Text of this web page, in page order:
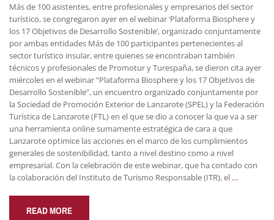
Más de 100 asistentes, entre profesionales y empresarios del sector
turístico, se congregaron ayer en el webinar ‘Plataforma Biosphere y
los 17 Objetivos de Desarrollo Sostenible’, organizado conjuntamente
por ambas entidades Más de 100 participantes pertenecientes al
sector turístico insular, entre quienes se encontraban también
técnicos y profesionales de Promotur y Turespaña, se dieron cita ayer
miércoles en el webinar “Plataforma Biosphere y los 17 Objetivos de
Desarrollo Sostenible”, un encuentro organizado conjuntamente por
la Sociedad de Promoción Exterior de Lanzarote (SPEL) y la Federación
Turística de Lanzarote (FTL) en el que se dio a conocer la que va a ser
una herramienta online sumamente estratégica de cara a que
Lanzarote optimice las acciones en el marco de los cumplimientos
generales de sostenibilidad, tanto a nivel destino como a nivel
empresarial. Con la celebración de este webinar, que ha contado con
la colaboración del Instituto de Turismo Responsable (ITR), el …
READ MORE